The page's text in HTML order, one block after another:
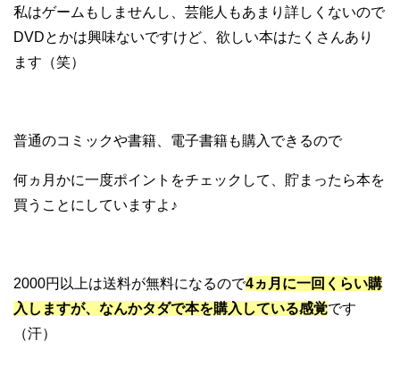
私はゲームもしませんし、芸能人もあまり詳しくないので
DVDとかは興味ないですけど、欲しい本はたくさんあり
ます（笑）
普通のコミックや書籍、電子書籍も購入できるので
何ヵ月かに一度ポイントをチェックして、貯まったら本を
買うことにしていますよ♪
2000円以上は送料が無料になるので4ヵ月に一回くらい購
入しますが、なんかタダで本を購入している感覚です
（汗）